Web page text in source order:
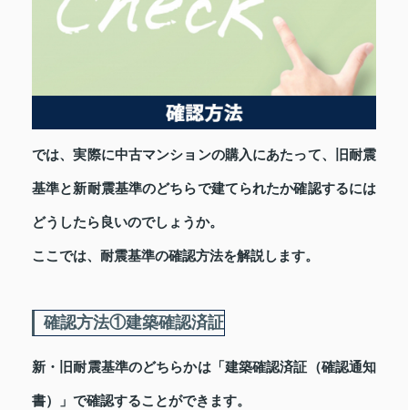
では、実際に中古マンションの購入にあたって、旧耐震
基準と新耐震基準のどちらで建てられたか確認するには
どうしたら良いのでしょうか。
ここでは、耐震基準の確認方法を解説します。
確認方法①建築確認済証
新・旧耐震基準のどちらかは「建築確認済証（確認通知
書）」で確認することができます。